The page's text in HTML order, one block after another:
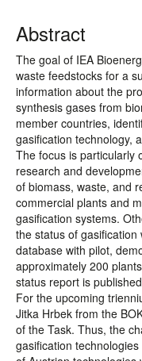
Abstract
The goal of IEA
waste feedstocks for a
information about the
synthesis gases from
member countries,
gasification technology,
The focus is particularly
research and
of biomass, waste, and
commercial plants and
gasification systems.
the status of
database with pilot,
approximately 200
status report is
For the upcoming
Jitka Hrbek from the
of the Task. Thus, the
gasification